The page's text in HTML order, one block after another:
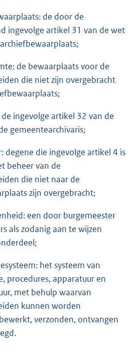
de door de
ingevolge artikel 31 van de wet
de bewaarplaats voor de
die niet zijn overgebracht
de ingevolge artikel 32 van de
gemeentearchivaris;
degene die ingevolge artikel 4 is
beheer van de
die niet naar de
zijn overgebracht;
een door burgemeester
als zodanig aan te wijzen
het systeem van
procedures, apparatuur en
met behulp waarvan
kunnen worden
verzonden, ontvangen